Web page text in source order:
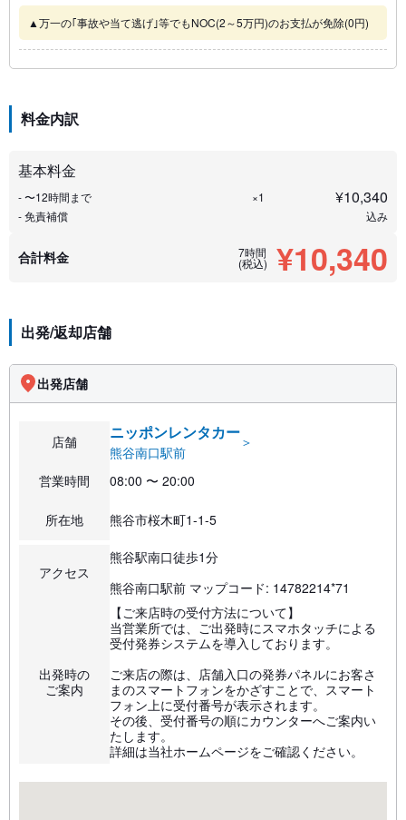
▲万一の｢事故や当て逃げ｣等でもNOC(2～5万円)のお支払が免除(0円)
料金内訳
基本料金
- 〜12時間まで ×1 ¥10,340
- 免責補償 込み
合計料金 7時間
(税込) ¥10,340
出発/返却店舗
出発店舗
店舗 ニッポンレンタカー
熊谷南口駅前
＞
営業時間 08:00 〜 20:00
所在地 熊谷市桜木町1-1-5
アクセス
熊谷駅南口徒歩1分
熊谷南口駅前 マップコード: 14782214*71
出発時の
ご案内
【ご来店時の受付方法について】
当営業所では、ご出発時にスマホタッチによる
受付発券システムを導入しております。
ご来店の際は、店舗入口の発券パネルにお客さ
まのスマートフォンをかざすことで、スマート
フォン上に受付番号が表示されます。
その後、受付番号の順にカウンターへご案内い
たします。
詳細は当社ホームページをご確認ください。